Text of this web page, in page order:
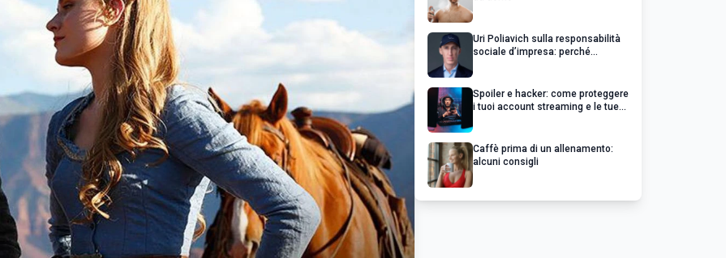
Uri Poliavich sulla responsabilità
sociale d’impresa: perché
Spoiler e hacker: come proteggere
i tuoi account streaming e le tue
Caffè prima di un allenamento:
alcuni consigli